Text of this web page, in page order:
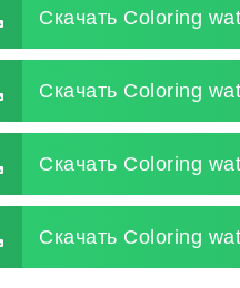
Скачать Coloring
Скачать Coloring
Скачать Coloring
Скачать Coloring